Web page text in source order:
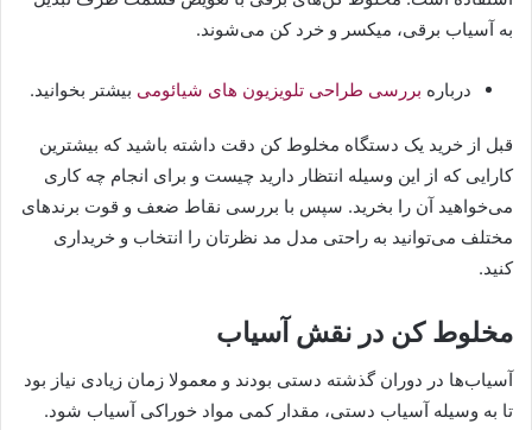
به آسیاب برقی، میکسر و خرد کن می‌شوند.
درباره بررسی طراحی تلویزیون های شیائومی بیشتر بخوانید.
قبل از خرید یک دستگاه مخلوط کن دقت داشته باشید که بیشترین
کارایی که از این وسیله انتظار دارید چیست و برای انجام چه کاری
می‌خواهید آن را بخرید. سپس با بررسی نقاط ضعف و قوت برندهای
مختلف می‌توانید به راحتی مدل مد نظرتان را انتخاب و خریداری
کنید.
مخلوط کن در نقش آسیاب
آسیاب‌ها در دوران گذشته دستی بودند و معمولا زمان زیادی نیاز بود
تا به وسیله آسیاب دستی، مقدار کمی مواد خوراکی آسیاب شود.